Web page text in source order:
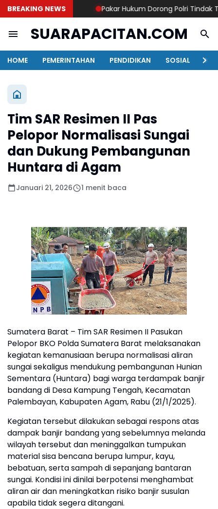
BREAKING NEWS Pakar Hukum Dorong Polri Tindak
SUARAPACITAN.COM
HOME PEMERINTAHAN PENDIDIKAN SOSIAL
Tim SAR Resimen II Pas
Pelopor Normalisasi Sungai
dan Dukung Pembangunan
Huntara di Agam
Januari 21, 2026 1 menit baca
Sumatera Barat – Tim SAR Resimen II Pasukan
Pelopor BKO Polda Sumatera Barat melaksanakan
kegiatan kemanusiaan berupa normalisasi aliran
sungai sekaligus mendukung pembangunan Hunian
Sementara (Huntara) bagi warga terdampak banjir
bandang di Desa Kampung Tengah, Kecamatan
Palembayan, Kabupaten Agam, Rabu (21/1/2025).
Kegiatan tersebut dilakukan sebagai respons atas
dampak banjir bandang yang sebelumnya melanda
wilayah tersebut dan meninggalkan tumpukan
material sisa bencana berupa lumpur, kayu,
bebatuan, serta sampah di sepanjang bantaran
sungai. Kondisi ini dinilai berpotensi menghambat
aliran air dan meningkatkan risiko banjir susulan
apabila tidak segera ditangani.